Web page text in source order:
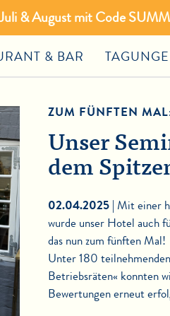
& August mit Code
& BAR
ZUM FÜNFTEN
Unser
dem
02.04.2025 | Mit einer
wurde unser Hotel auch
das nun zum fünften Mal!
Unter 180
Betriebsräten« konnten
Bewertungen erneut